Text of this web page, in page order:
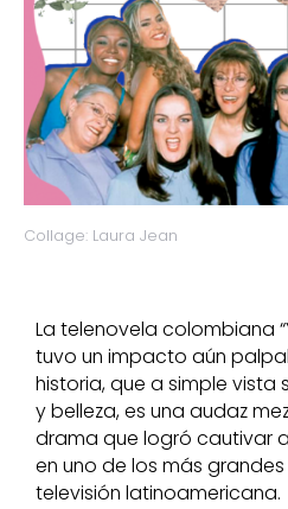
Collage: Laura Jean
La telenovela colombiana
tuvo un impacto aún
historia, que a simple
y belleza, es una audaz
drama que logró cautivar
en uno de los más
televisión latinoamericana.